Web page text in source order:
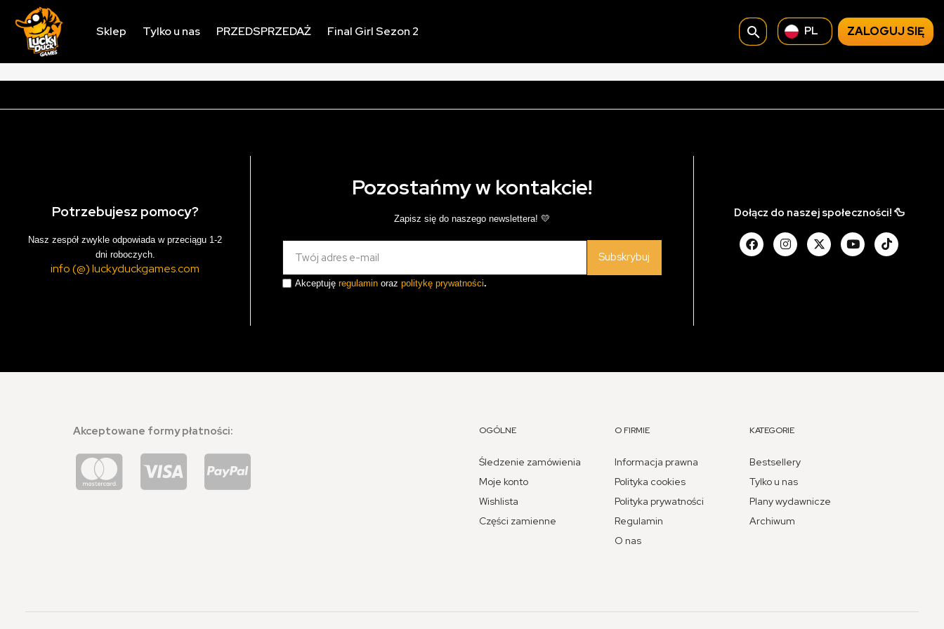
Sklep Tylko u nas PRZEDSPRZEDAŻ Final Girl Sezon 2 search PL ZALOGUJ SIĘ
Potrzebujesz pomocy?
Nasz zespół zwykle odpowiada w przeciągu 1-2
dni roboczych.
info (@) luckyduckgames.com
Pozostańmy w kontakcie!
Zapisz się do naszego newslettera! 💛
Subskrybuj
Akceptuję regulamin oraz politykę prywatności.
Dołącz do naszej społeczności! 🦆
Akceptowane formy płatności: OGÓLNE
Śledzenie zamówienia
Moje konto
Wishlista
Części zamienne
O FIRMIE
Informacja prawna
Polityka cookies
Polityka prywatności
Regulamin
O nas
KATEGORIE
Bestsellery
Tylko u nas
Plany wydawnicze
Archiwum